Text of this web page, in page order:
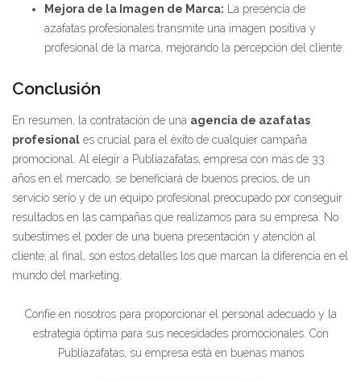
Mejora de la Imagen de Marca: La presencia de
azafatas profesionales transmite una imagen positiva y
profesional de la marca, mejorando la percepción del cliente.
Conclusión
En resumen, la contratación de una agencia de azafatas
profesional es crucial para el éxito de cualquier campaña
promocional. Al elegir a Publiazafatas, empresa con más de 33
años en el mercado, se beneficiará de buenos precios, de un
servicio serio y de un equipo profesional preocupado por conseguir
resultados en las campañas que realizamos para su empresa. No
subestimes el poder de una buena presentación y atención al
cliente; al final, son estos detalles los que marcan la diferencia en el
mundo del marketing.
Confíe en nosotros para proporcionar el personal adecuado y la
estrategia óptima para sus necesidades promocionales. Con
Publiazafatas, su empresa está en buenas manos